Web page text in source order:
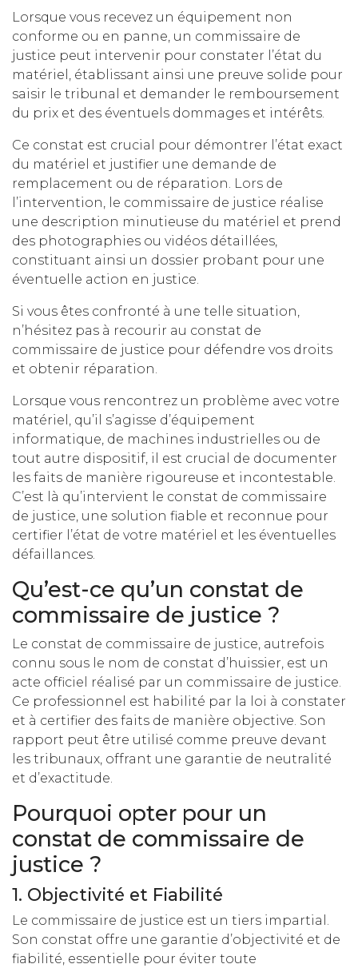
Lorsque vous recevez un équipement non
conforme ou en panne, un commissaire de
justice peut intervenir pour constater l’état du
matériel, établissant ainsi une preuve solide pour
saisir le tribunal et demander le remboursement
du prix et des éventuels dommages et intérêts.
Ce constat est crucial pour démontrer l’état exact
du matériel et justifier une demande de
remplacement ou de réparation. Lors de
l’intervention, le commissaire de justice réalise
une description minutieuse du matériel et prend
des photographies ou vidéos détaillées,
constituant ainsi un dossier probant pour une
éventuelle action en justice.
Si vous êtes confronté à une telle situation,
n’hésitez pas à recourir au constat de
commissaire de justice pour défendre vos droits
et obtenir réparation.
Lorsque vous rencontrez un problème avec votre
matériel, qu’il s’agisse d’équipement
informatique, de machines industrielles ou de
tout autre dispositif, il est crucial de documenter
les faits de manière rigoureuse et incontestable.
C’est là qu’intervient le constat de commissaire
de justice, une solution fiable et reconnue pour
certifier l’état de votre matériel et les éventuelles
défaillances.
Qu’est-ce qu’un constat de
commissaire de justice ?
Le constat de commissaire de justice, autrefois
connu sous le nom de constat d’huissier, est un
acte officiel réalisé par un commissaire de justice.
Ce professionnel est habilité par la loi à constater
et à certifier des faits de manière objective. Son
rapport peut être utilisé comme preuve devant
les tribunaux, offrant une garantie de neutralité
et d’exactitude.
Pourquoi opter pour un
constat de commissaire de
justice ?
1. Objectivité et Fiabilité
Le commissaire de justice est un tiers impartial.
Son constat offre une garantie d’objectivité et de
fiabilité, essentielle pour éviter toute